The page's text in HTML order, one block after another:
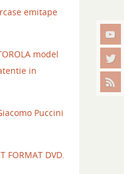
emitape
model
in
Puccini
FORMAT DVD.